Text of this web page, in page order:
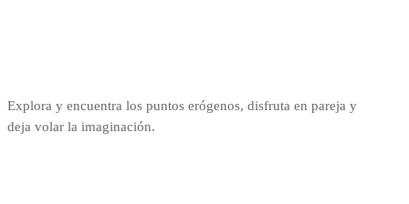
Explora y encuentra los puntos erógenos, disfruta en pareja y
deja volar la imaginación.